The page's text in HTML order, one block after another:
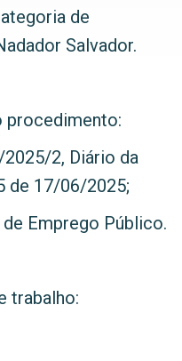
de
Salvador.
procedimento:
2, Diário da
de 17/06/2025;
Emprego Público.
trabalho: